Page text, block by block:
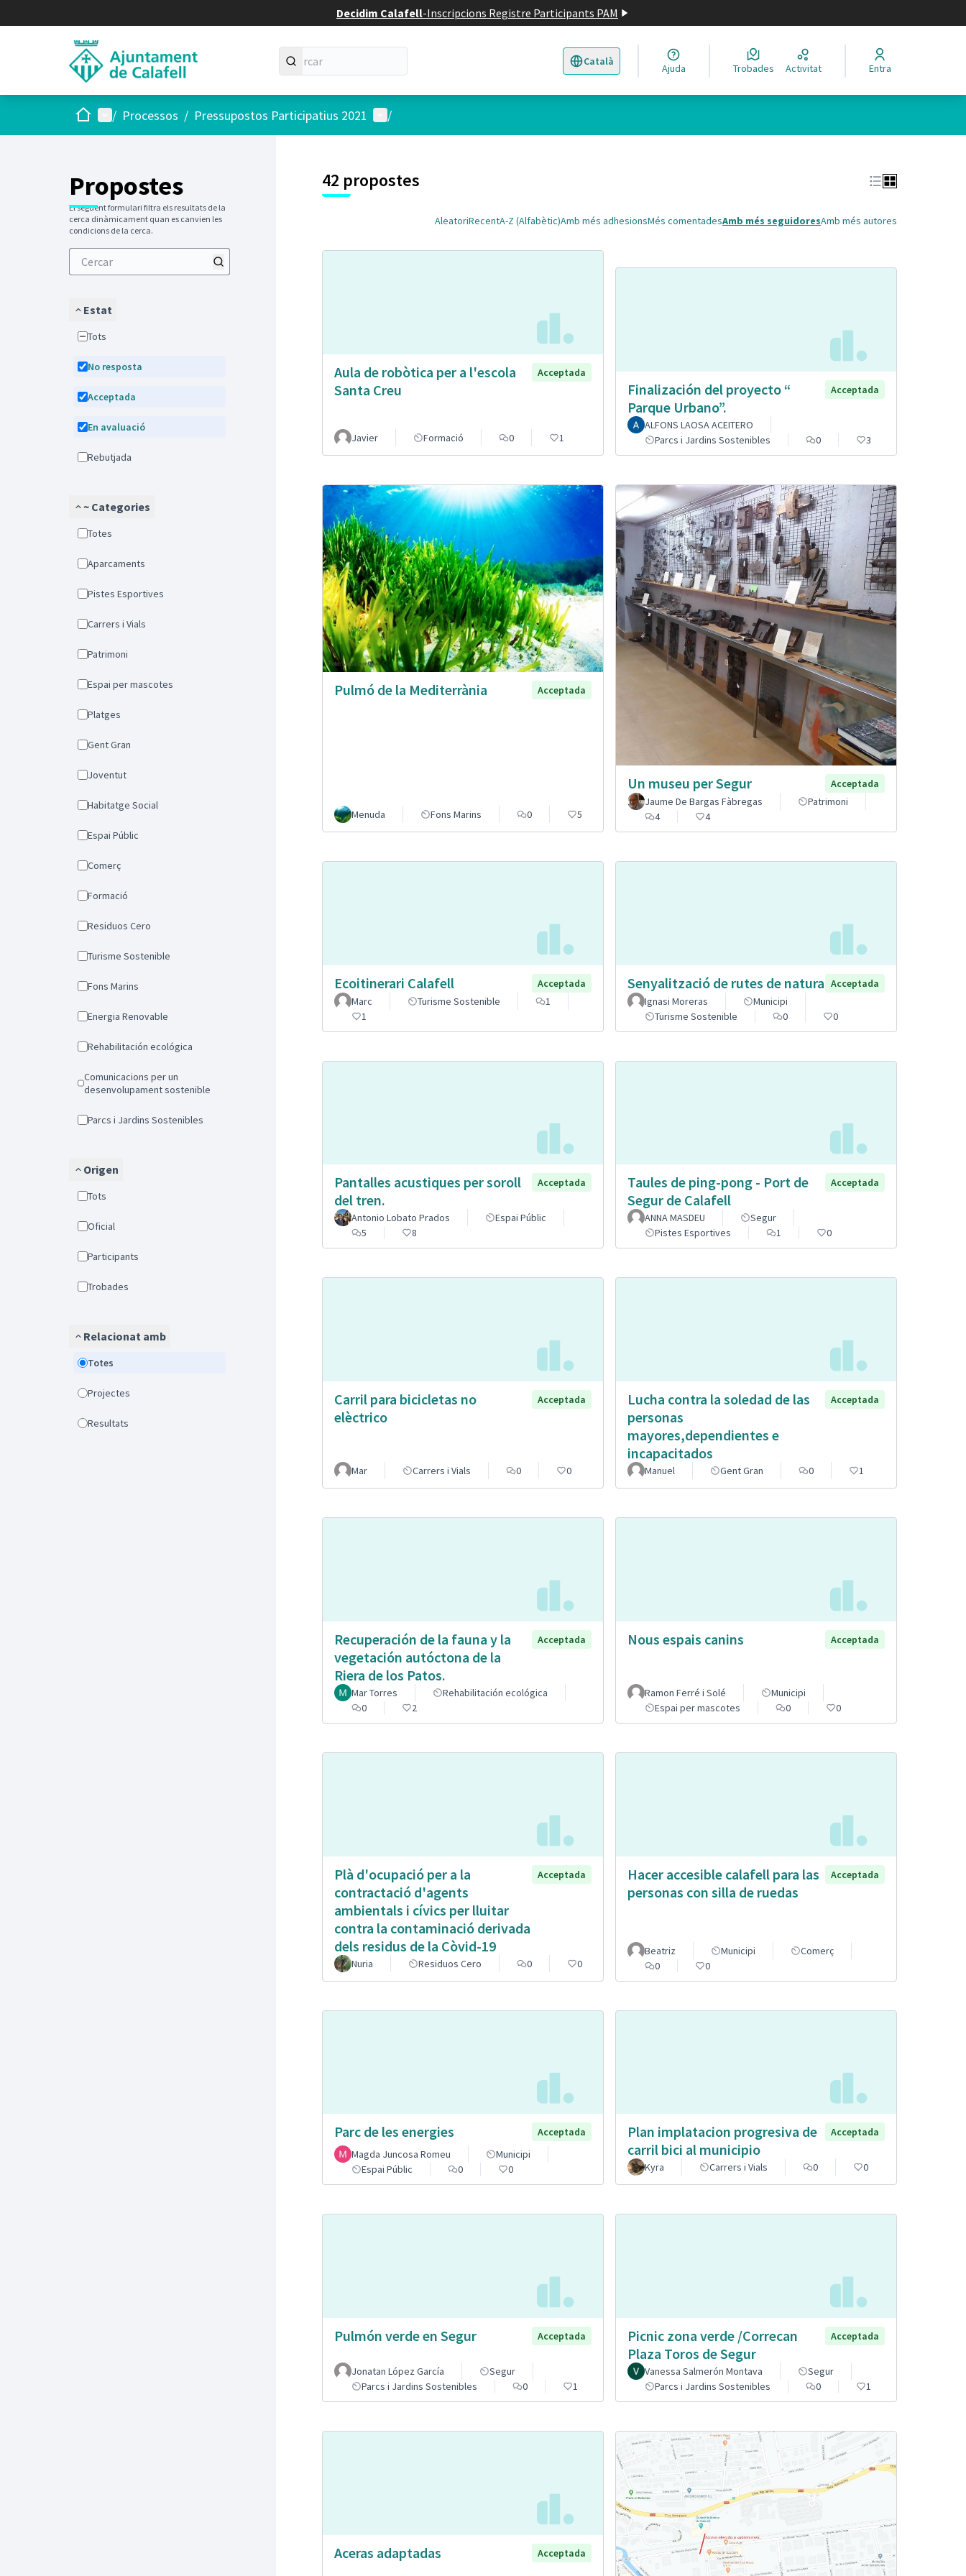
Decidim Calafell-Inscripcions Registre Participants PAM
Català
Triar la llengua Elegir el idioma
Ajuda Trobades Activitat Entra
Inici Menú principal
/ Processos / Pressupostos Participatius 2021 Menú d'usuari
/
Propostes
El següent formulari filtra els resultats de la
cerca dinàmicament quan es canvien les
condicions de la cerca.
Estat
Tots
No resposta
Acceptada
En avaluació
Rebutjada
~ Categories
Totes
Aparcaments
Pistes Esportives
Carrers i Vials
Patrimoni
Espai per mascotes
Platges
Gent Gran
Joventut
Habitatge Social
Espai Públic
Comerç
Formació
Residuos Cero
Turisme Sostenible
Fons Marins
Energia Renovable
Rehabilitación ecológica
Comunicacions per un
desenvolupament sostenible
Parcs i Jardins Sostenibles
Origen
Tots
Oficial
Participants
Trobades
Relacionat amb
Totes
Projectes
Resultats
42 propostes
AleatoriRecentA-Z (Alfabètic)Amb més adhesionsMés comentadesAmb més seguidoresAmb més autores
Aula de robòtica per a l'escola
Santa Creu
Acceptada
Javier Formació 0 1
Finalización del proyecto “
Parque Urbano”.
Acceptada
ALFONS LAOSA ACEITERO
Parcs i Jardins Sostenibles
0 3
Pulmó de la Mediterrània Acceptada
Menuda Fons Marins 0 5
Un museu per Segur
Acceptada
Jaume De Bargas Fàbregas
Patrimoni
4
4
Ecoitinerari Calafell
Acceptada
Marc
Turisme Sostenible
1
1
Senyalització de rutes de natura Acceptada
Ignasi Moreras
Municipi
Turisme Sostenible
0 0
Pantalles acustiques per soroll
del tren.
Acceptada
Antonio Lobato Prados
Espai Públic
5
8
Taules de ping-pong - Port de
Segur de Calafell
Acceptada
ANNA MASDEU
Segur
Pistes Esportives
1 0
Carril para bicicletas no
elèctrico
Acceptada
Mar Carrers i Vials 0 0
Lucha contra la soledad de las
personas
mayores,dependientes e
incapacitados
Acceptada
Manuel Gent Gran 0 1
Recuperación de la fauna y la
vegetación autóctona de la
Riera de los Patos.
Acceptada
Mar Torres
Rehabilitación ecológica
0
2
Nous espais canins Acceptada
Ramon Ferré i Solé
Municipi
Espai per mascotes
0 0
Plà d'ocupació per a la
contractació d'agents
ambientals i cívics per lluitar
contra la contaminació derivada
dels residus de la Còvid-19
Acceptada
Nuria Residuos Cero 0 0
Hacer accesible calafell para las
personas con silla de ruedas
Acceptada
Beatriz Municipi
Comerç
0
0
Parc de les energies
Acceptada
Magda Juncosa Romeu
Municipi
Espai Públic
0 0
Plan implatacion progresiva de
carril bici al municipio
Acceptada
Kyra Carrers i Vials 0 0
Pulmón verde en Segur Acceptada
Jonatan López García
Segur
Parcs i Jardins Sostenibles
0 1
Picnic zona verde /Correcan
Plaza Toros de Segur
Acceptada
Vanessa Salmerón Montava
Segur
Parcs i Jardins Sostenibles
0 1
Aceras adaptadas Acceptada